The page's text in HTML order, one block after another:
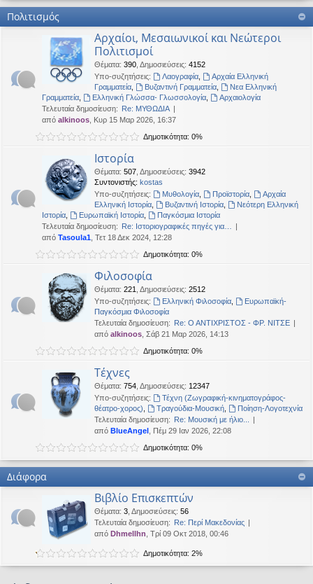
Πολιτισμός
Αρχαίοι, Μεσαιωνικοί και Νεώτεροι
Πολιτισμοί
Θέματα: 390 Δημοσιεύσεις: 4152
Υπο-συζητήσεις:
Λαογραφία,
Αρχαία Ελληνική
Γραμματεία
Βυζαντινή Γραμματεία,
Νεα Ελληνική
Γραμματεία
Ελληνική Γλώσσα- Γλωσσολογία,
Αρχαιολογία
Τελευταία δημοσίευση: Re: ΜΥΘΩΔΙΑ
από alkinoos , Κυρ 15 Μαρ 2026, 16:37
Δημοτικότητα: 0%
Ιστορία
Θέματα: 507 Δημοσιεύσεις: 3942
Συντονιστής: kostas
Υπο-συζητήσεις:
Μυθολογία, Προϊστορία,
Αρχαία
Ελληνική Ιστορία
Βυζαντινή Ιστορία,
Νεότερη Ελληνική
Ιστορία
Ευρωπαϊκή Ιστορία,
Παγκόσμια Ιστορία
Τελευταία δημοσίευση: Re: Ιστοριογραφικές πηγές για…
από Tasoula1 , Τετ 18 Δεκ 2024, 12:28
Δημοτικότητα: 0%
Φιλοσοφία
Θέματα: 221 Δημοσιεύσεις: 2512
Υπο-συζητήσεις:
Ελληνική Φιλοσοφία,
Ευρωπαϊκή-
Παγκόσμια Φιλοσοφία
Τελευταία δημοσίευση: Re: Ο ΑΝΤΙΧΡΙΣΤΟΣ - ΦΡ. ΝΙΤΣΕ
από alkinoos , Σάβ 21 Μαρ 2026, 14:13
Δημοτικότητα: 0%
Τέχνες
Θέματα: 754 Δημοσιεύσεις: 12347
Υπο-συζητήσεις:
Τέχνη (Ζωγραφική-κινηματογράφος-
θέατρο-χορος)
Τραγούδια-Μουσική,
Ποίηση-Λογοτεχνία
Τελευταία δημοσίευση: Re: Μουσική με ήλιο...
από BlueAngel , Πέμ 29 Ιαν 2026, 22:08
Δημοτικότητα: 0%
Διάφορα
Βιβλίο Επισκεπτών
Θέματα: 3 Δημοσιεύσεις: 56
Τελευταία δημοσίευση: Re: Περί Μακεδονίας
από Dhmellhn , Τρί 09 Οκτ 2018, 00:46
Δημοτικότητα: 2%